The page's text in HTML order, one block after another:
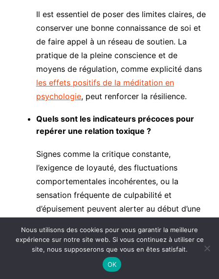
Il est essentiel de poser des limites claires, de
conserver une bonne connaissance de soi et
de faire appel à un réseau de soutien. La
pratique de la pleine conscience et de
moyens de régulation, comme explicité dans
les effets positifs de la méditation en
psychologie, peut renforcer la résilience.
Quels sont les indicateurs précoces pour
repérer une relation toxique ?
Signes comme la critique constante,
l’exigence de loyauté, des fluctuations
comportementales incohérentes, ou la
sensation fréquente de culpabilité et
d’épuisement peuvent alerter au début d’une
Publications Similaires :
Comment la psychologie s’applique-t-elle
Nous utilisons des cookies pour vous garantir la meilleure
expérience sur notre site web. Si vous continuez à utiliser ce
site, nous supposerons que vous en êtes satisfait.
OK